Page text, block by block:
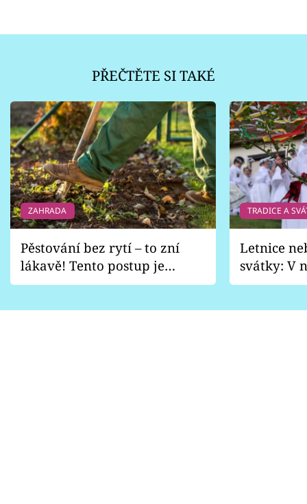
PŘEČTĚTE SI TAKÉ
ZAHRADA
Pěstování bez rytí – to zní
lákavě! Tento postup je
vhodný jen pro některé
TRADICE A
Letnice
svátky: V
pondělí